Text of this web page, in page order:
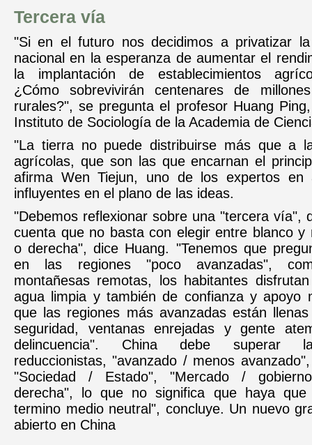
Tercera vía
"Si en el futuro nos decidimos a privatizar
nacional en la esperanza de aumentar el
la implantación de establecimientos
¿Cómo sobrevivirán centenares de
rurales?", se pregunta el profesor Huang
Instituto de Sociología de la Academia de
"La tierra no puede distribuirse más que a
agrícolas, que son las que encarnan el
afirma Wen Tiejun, uno de los expertos en
influyentes en el plano de las ideas.
"Debemos reflexionar sobre una "tercera vía",
cuenta que no basta con elegir entre blanco y
o derecha", dice Huang. "Tenemos que
en las regiones "poco avanzadas",
montañesas remotas, los habitantes
agua limpia y también de confianza y apoyo
que las regiones más avanzadas están
seguridad, ventanas enrejadas y gente
delincuencia". China debe superar
reduccionistas, "avanzado / menos
"Sociedad / Estado", "Mercado /
derecha", lo que no significa que haya
termino medio neutral", concluye. Un nuevo
abierto en China